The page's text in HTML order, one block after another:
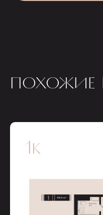
ПОХОЖИЕ
1к